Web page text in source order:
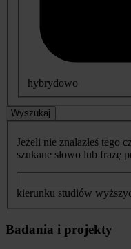
hybrydowo
Wyszukaj
Jeżeli nie znalazłeś tego
szukane słowo lub frazę
kierunku studiów
Badania i projekty